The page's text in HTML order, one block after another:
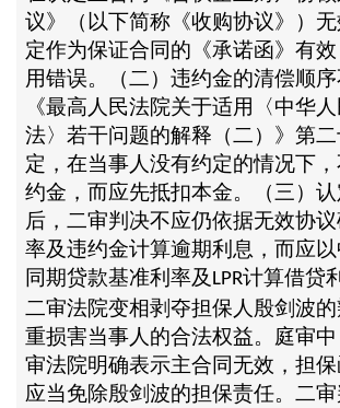
议》（以下简称《收购协议》）
定作为保证合同的《承诺函》有
用错误。（二）违约金的清偿顺
《最高人民法院关于适用〈中华
法〉若干问题的解释（二）》第
定，在当事人没有约定的情况下
约金，而应先抵扣本金。（三）
后，二审判决不应仍依据无效协议
率及违约金计算逾期利息，而应
同期贷款基准利率及 LPR计算借贷
二审法院变相剥夺担保人殷剑波
重损害当事人的合法权益。庭审
审法院明确表示主合同无效，担保
应当免除殷剑波的担保责任。二